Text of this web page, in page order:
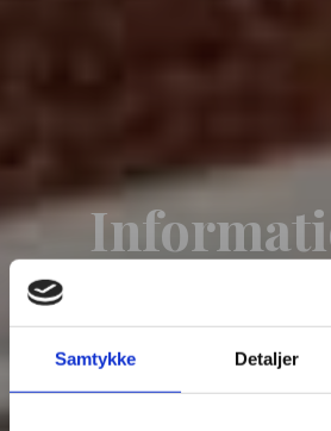
Samtykke Detaljer
Se mere omkring
personalet